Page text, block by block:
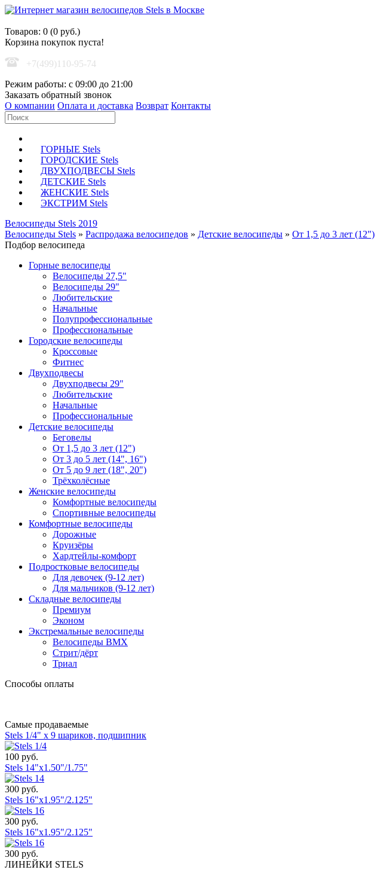
Товаров: 0 (0 руб.)
Корзина покупок пуста!
+7(499)110-95-74
Режим работы: с 09:00 до 21:00
Заказать обратный звонок
О компании Оплата и доставка Возврат Контакты
ГОРНЫЕ Stels
ГОРОДСКИЕ Stels
ДВУХПОДВЕСЫ Stels
ДЕТСКИЕ Stels
ЖЕНСКИЕ Stels
ЭКСТРИМ Stels
Велосипеды Stels 2019
Велосипеды Stels » Распродажа велосипедов » Детские велосипеды » От 1,5 до 3 лет (12")
Подбор велосипеда
Горные велосипеды
Велосипеды 27,5"
Велосипеды 29"
Любительские
Начальные
Полупрофессиональные
Профессиональные
Городские велосипеды
Кроссовые
Фитнес
Двухподвесы
Двухподвесы 29"
Любительские
Начальные
Профессиональные
Детские велосипеды
Беговелы
От 1,5 до 3 лет (12")
От 3 до 5 лет (14", 16")
От 5 до 9 лет (18", 20")
Трёхколёсные
Женские велосипеды
Комфортные велосипеды
Спортивные велосипеды
Комфортные велосипеды
Дорожные
Круизёры
Хардтейлы-комфорт
Подростковые велосипеды
Для девочек (9-12 лет)
Для мальчиков (9-12 лет)
Складные велосипеды
Премиум
Эконом
Экстремальные велосипеды
Велосипеды BMX
Стрит/дёрт
Триал
Способы оплаты
Самые продаваемые
Stels 1/4" х 9 шариков, подшипник
100 руб.
Stels 14"x1.50"/1.75"
300 руб.
Stels 16"x1.95"/2.125"
300 руб.
Stels 16"x1.95"/2.125"
300 руб.
ЛИНЕЙКИ STELS